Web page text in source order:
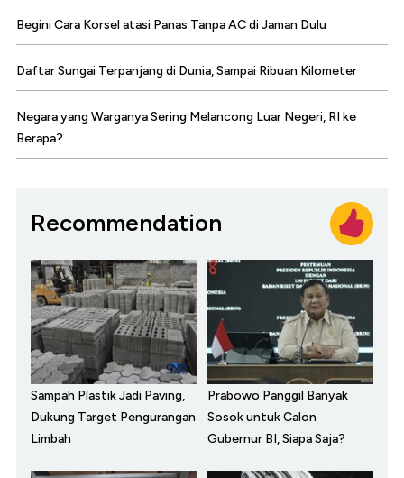
Begini Cara Korsel atasi Panas Tanpa AC di Jaman Dulu
Daftar Sungai Terpanjang di Dunia, Sampai Ribuan Kilometer
Negara yang Warganya Sering Melancong Luar Negeri, RI ke
Berapa?
Recommendation
Sampah Plastik Jadi Paving,
Dukung Target Pengurangan
Limbah
Prabowo Panggil Banyak
Sosok untuk Calon
Gubernur BI, Siapa Saja?